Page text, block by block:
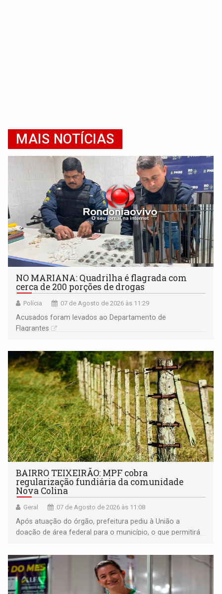
MAIS NOTÍCIAS
NO MARIANA: Quadrilha é flagrada com
cerca de 200 porções de drogas
Polícia 07 de Agosto de 2026 às 11:29
Acusados foram levados ao Departamento de
Flagrantes
BAIRRO TEIXEIRÃO: MPF cobra
regularização fundiária da comunidade
Nova Colina
Geral 07 de Agosto de 2026 às 11:08
Após atuação do órgão, prefeitura pediu à União a
doação de área federal para o município, o que permitirá